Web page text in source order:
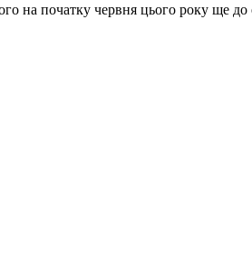
початку червня цього року ще до